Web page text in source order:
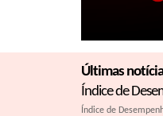
Últimas
Índice de
Índice de